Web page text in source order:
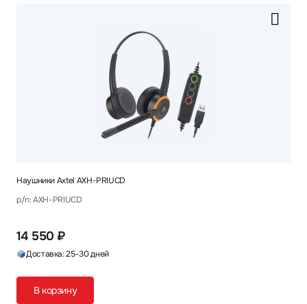
Наушники Axtel AXH-PRIUCD
p/n: AXH-PRIUCD
14 550 ₽
Доставка: 25-30 дней
В корзину